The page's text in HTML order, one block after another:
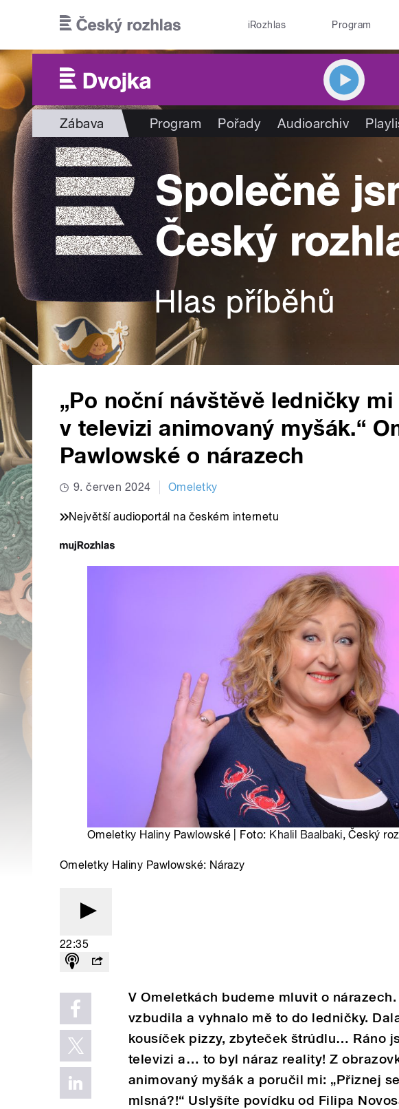
iRozhlas Program
Zábava Program Pořady Audioarchiv
„Po noční návštěvě ledničky
v televizi animovaný myšák.“
Pawlowské o nárazech
9. červen 2024 Omeletky
Největší audioportál na českém internetu
Omeletky Haliny Pawlowské | Foto: Khalil Baalbaki, Český
Omeletky Haliny Pawlowské: Nárazy
22:35
V Omeletkách budeme mluvit o
vzbudila a vyhnalo mě to do ledničky.
kousíček pizzy, zbyteček štrúdlu… Ráno
televizi a… to byl náraz reality! Z
animovaný myšák a poručil mi: „Přiznej
mlsná?!“ Uslyšíte povídku od Filipa